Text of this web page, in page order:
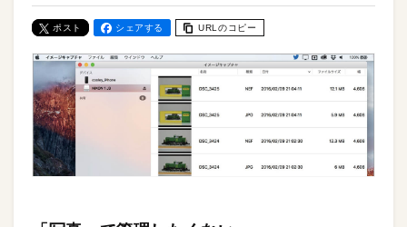
ポスト シェアする URLのコピー